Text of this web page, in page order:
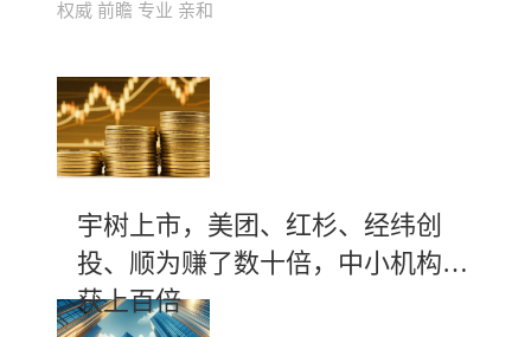
权威 前瞻 专业 亲和
宇树上市，美团、红杉、经纬创
投、顺为赚了数十倍，中小机构斩
获上百倍